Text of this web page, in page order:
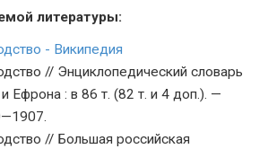
литературы:
- Википедия
// Энциклопедический словарь
и Ефрона : в 86 т. (82 т. и 4 доп.). —
// Большая российская